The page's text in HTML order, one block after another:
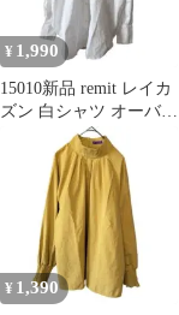
¥ 1,990
15010新品 remit レイカ
ズン 白シャツ オーバー
サイズ 長袖 F⁠
¥ 1,390